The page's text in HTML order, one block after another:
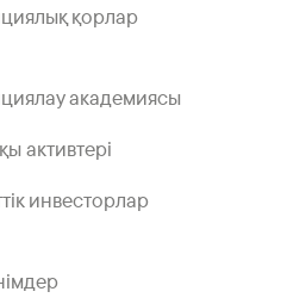
қорлар
академиясы
активтері
инвесторлар